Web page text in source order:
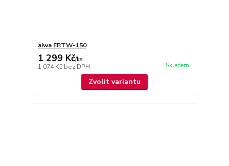
aiwa EBTW-150
1 299 Kč/ks
1 074 Kč bez DPH Skladem
Zvolit variantu